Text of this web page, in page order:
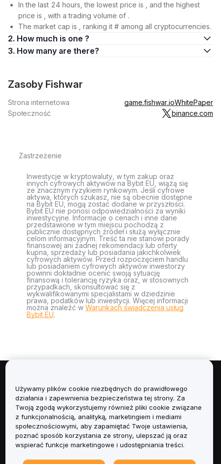
In the last 24 hours, the lowest price is , and the highest
price is , with a trading volume of .
The market cap is , ranking it # among all cryptocurrencies.
2. How much is one ?
3. How many are there?
Zasoby Fishwar
Strona internetowa game.fishwar.ioWhitePaper
Społeczność
binance.com
Zastrzeżenie
Inwestycje w kryptowaluty, w tym zakup oraz
innych cyfrowych aktywów na Bybit EU, wiążą się
ze znacznym ryzykiem rynkowym. Jeśli cyfrowe
aktywa, których szukasz, nie są obecnie dostępne
na Bybit EU, mogą zostać dodane w przyszłości.
Bybit EU nie ponosi odpowiedzialności za wyniki
inwestycyjne. Informacje o cenach i inne dane
przedstawione w tym miejscu pochodzą z
publicznie dostępnych źródeł i służą wyłącznie
celom informacyjnym. Treść ta nie stanowi porady
finansowej ani żadnej rekomendacji lub oferty
kupna, sprzedaży lub posiadania jakichkolwiek
cyfrowych aktywów. Przed rozpoczęciem handlu
lub posiadaniem cyfrowych aktywów inwestorzy
powinni dokładnie ocenić swoją sytuację
finansową i tolerancję ryzyka oraz, w stosownych
przypadkach, skonsultować się z
wykwalifikowanymi specjalistami w dziedzinie
prawa, podatków lub inwestycji. Więcej informacji
można znaleźć w Warunkach świadczenia usług
Bybit EU.
Informacje
Usługi
Obsługa Klienta
Używamy plików cookie niezbędnych do prawidłowego
działania i zapewnienia bezpieczeństwa tej strony. Za
Twoją zgodą wykorzystujemy również pliki cookie związane
z funkcjonalnością, analityką, marketingiem i mediami
społecznościowymi, aby zapamiętać Twoje ustawienia,
poznać sposób korzystania ze strony, ulepszać ją oraz
wspierać funkcje marketingowe i udostępniania treści.